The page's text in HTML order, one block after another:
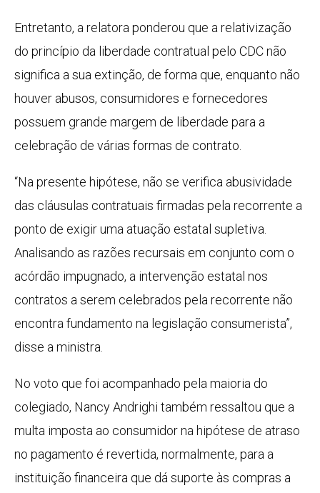
Entretanto, a relatora ponderou que a relativização
do princípio da liberdade contratual pelo CDC não
significa a sua extinção, de forma que, enquanto não
houver abusos, consumidores e fornecedores
possuem grande margem de liberdade para a
celebração de várias formas de contrato.
“Na presente hipótese, não se verifica abusividade
das cláusulas contratuais firmadas pela recorrente a
ponto de exigir uma atuação estatal supletiva.
Analisando as razões recursais em conjunto com o
acórdão impugnado, a intervenção estatal nos
contratos a serem celebrados pela recorrente não
encontra fundamento na legislação consumerista”,
disse a ministra.
No voto que foi acompanhado pela maioria do
colegiado, Nancy Andrighi também ressaltou que a
multa imposta ao consumidor na hipótese de atraso
no pagamento é revertida, normalmente, para a
instituição financeira que dá suporte às compras a